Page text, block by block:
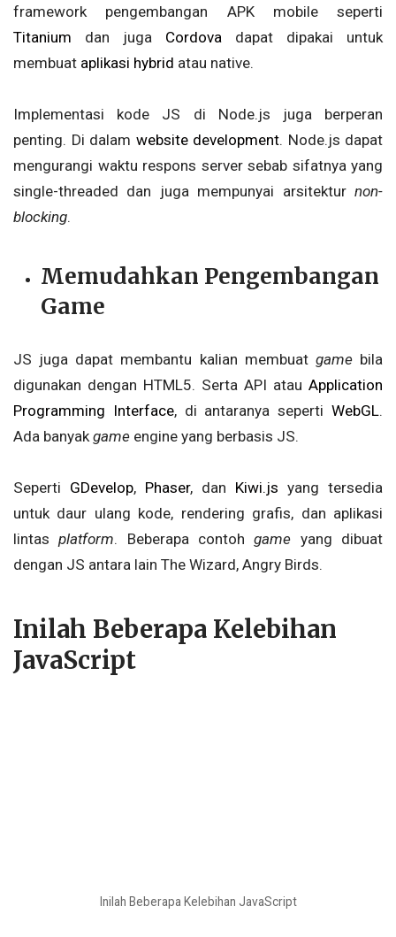
framework pengembangan APK mobile seperti
Titanium dan juga Cordova dapat dipakai untuk
membuat aplikasi hybrid atau native.
Implementasi kode JS di Node.js juga berperan
penting. Di dalam website development. Node.js dapat
mengurangi waktu respons server sebab sifatnya yang
single-threaded dan juga mempunyai arsitektur non-
blocking.
Memudahkan Pengembangan
Game
JS juga dapat membantu kalian membuatgamebila
digunakan dengan HTML5. Serta API atau Application
Programming Interface, di antaranya sepertiWebGL.
Ada banyak game engine yang berbasis JS.
Seperti GDevelop, Phaser, dan Kiwi.js yang tersedia
untuk daur ulang kode, rendering grafis, dan aplikasi
lintasplatform. Beberapa contoh game yang dibuat
dengan JS antara lain The Wizard, Angry Birds.
Inilah Beberapa Kelebihan
JavaScript
Inilah Beberapa Kelebihan JavaScript